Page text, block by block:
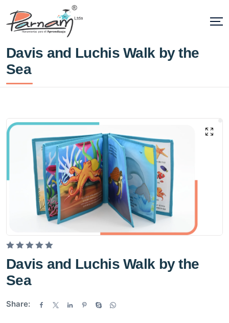
Davis and Luchis Walk by the
Sea
V
a
l
r
Davis and Luchis Walk by the
Sea
Share: